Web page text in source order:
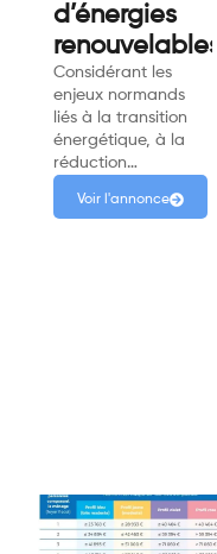
d’énergies
renouvelables"
Considérant les
enjeux normands
liés à la transition
énergétique, à la
réduction…
Voir l'annonce